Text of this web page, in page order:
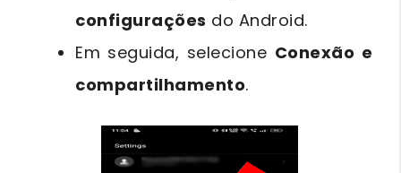
configurações do Android.
Em seguida, selecione Conexão e
compartilhamento.